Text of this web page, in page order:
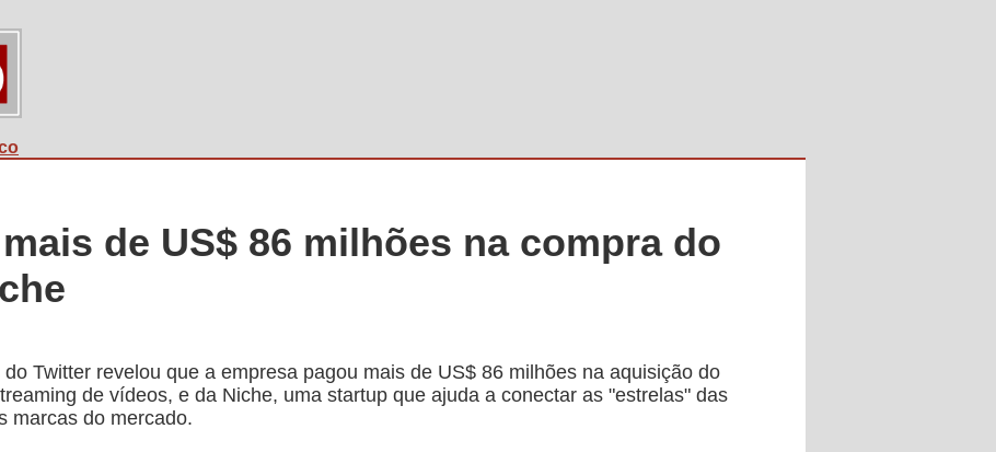
de US$ 86 milhões na compra do
Twitter revelou que a empresa pagou mais de US$ 86 milhões na aquisição do
de vídeos, e da Niche, uma startup que ajuda a conectar as "estrelas" das
marcas do mercado.